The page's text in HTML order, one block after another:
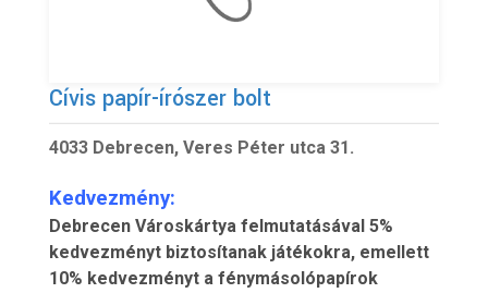
Cívis papír-írószer bolt
4033 Debrecen, Veres Péter utca 31.
Kedvezmény:
Debrecen Városkártya felmutatásával 5%
kedvezményt biztosítanak játékokra, emellett
10% kedvezményt a fénymásolópapírok